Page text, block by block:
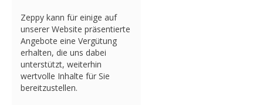
Zeppy kann für einige auf
unserer Website präsentierte
Angebote eine Vergütung
erhalten, die uns dabei
unterstützt, weiterhin
wertvolle Inhalte für Sie
bereitzustellen.